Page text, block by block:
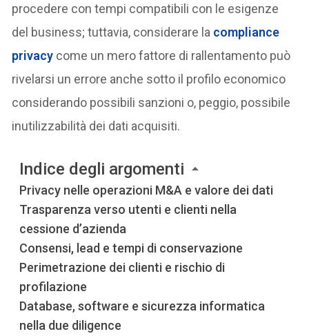
procedere con tempi compatibili con le esigenze
del business; tuttavia, considerare la compliance
privacy come un mero fattore di rallentamento può
rivelarsi un errore anche sotto il profilo economico
considerando possibili sanzioni o, peggio, possibile
inutilizzabilità dei dati acquisiti.
Indice degli argomenti
Privacy nelle operazioni M&A e valore dei dati
Trasparenza verso utenti e clienti nella
cessione d’azienda
Consensi, lead e tempi di conservazione
Perimetrazione dei clienti e rischio di
profilazione
Database, software e sicurezza informatica
nella due diligence